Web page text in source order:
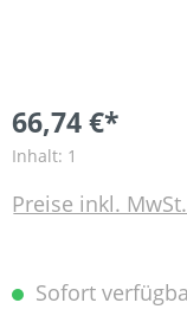
66,74 €*
Inhalt: 1
Preise inkl.
Sofort